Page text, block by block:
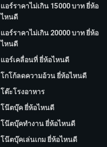
แอร์ราคาไม่เกิน 15000 บาท ยี่ห้อ
ไหนดี
แอร์ราคาไม่เกิน 20000 บาท ยี่ห้อ
ไหนดี
แอร์เคลื่อนที่ ยี่ห้อไหนดี
โกโก้ลดความอ้วน ยี่ห้อไหนดี
โต๊ะโรงอาหาร
โน๊ตบุ๊ค ยี่ห้อไหนดี
โน๊ตบุ๊คทำงาน ยี่ห้อไหนดี
โน๊ตบุ๊คเล่นเกม ยี่ห้อไหนดี